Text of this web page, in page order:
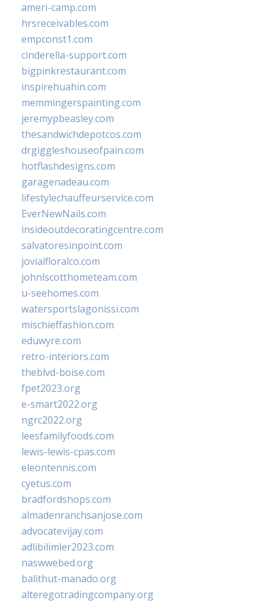
ameri-camp.com
hrsreceivables.com
empconst1.com
cinderella-support.com
bigpinkrestaurant.com
inspirehuahin.com
memmingerspainting.com
jeremypbeasley.com
thesandwichdepotcos.com
drgiggleshouseofpain.com
hotflashdesigns.com
garagenadeau.com
lifestylechauffeurservice.com
EverNewNails.com
insideoutdecoratingcentre.com
salvatoresinpoint.com
jovialfloralco.com
johnlscotthometeam.com
u-seehomes.com
watersportslagonissi.com
mischieffashion.com
eduwyre.com
retro-interiors.com
theblvd-boise.com
fpet2023.org
e-smart2022.org
ngrc2022.org
leesfamilyfoods.com
lewis-lewis-cpas.com
eleontennis.com
cyetus.com
bradfordshops.com
almadenranchsanjose.com
advocatevijay.com
adlibilimler2023.com
naswwebed.org
balithut-manado.org
alteregotradingcompany.org